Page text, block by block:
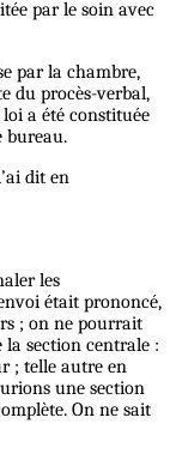
par le soin avec
par la chambre,
du procès-verbal,
a été constituée
bureau.
dit en
les
était prononcé,
; on ne pourrait
la section centrale :
; telle autre en
une section
On ne sait